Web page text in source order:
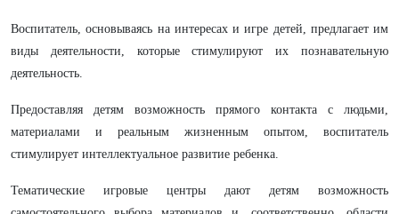
Воспитатель, основываясь на интересах и игре детей, предлагает им
виды деятельности, которые стимулируют их познавательную
деятельность.
Предоставляя детям возможность прямого контакта с людьми,
материалами и реальным жизненным опытом, воспитатель
стимулирует интеллектуальное развитие ребенка.
Тематические игровые центры дают детям возможность